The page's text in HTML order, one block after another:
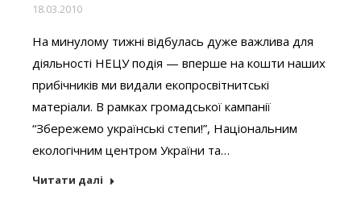
18.03.2010
На минулому тижні відбулась дуже важлива для
діяльності НЕЦУ подія — вперше на кошти наших
прибічників ми видали екопросвітнитські
матеріали. В рамках громадської кампанії
“Збережемо українські степи!”, Національним
екологічним центром України та…
Читати далі